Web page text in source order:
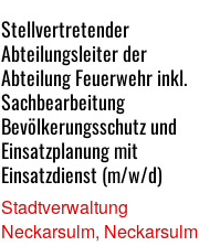
Stellvertretender
Abteilungsleiter der
Abteilung Feuerwehr inkl.
Sachbearbeitung
Bevölkerungsschutz und
Einsatzplanung mit
Einsatzdienst (m/w/d)
Stadtverwaltung
Neckarsulm, Neckarsulm